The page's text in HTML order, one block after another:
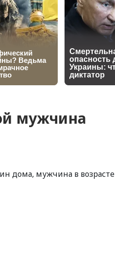
мужчина
дома, мужчина в возрасте